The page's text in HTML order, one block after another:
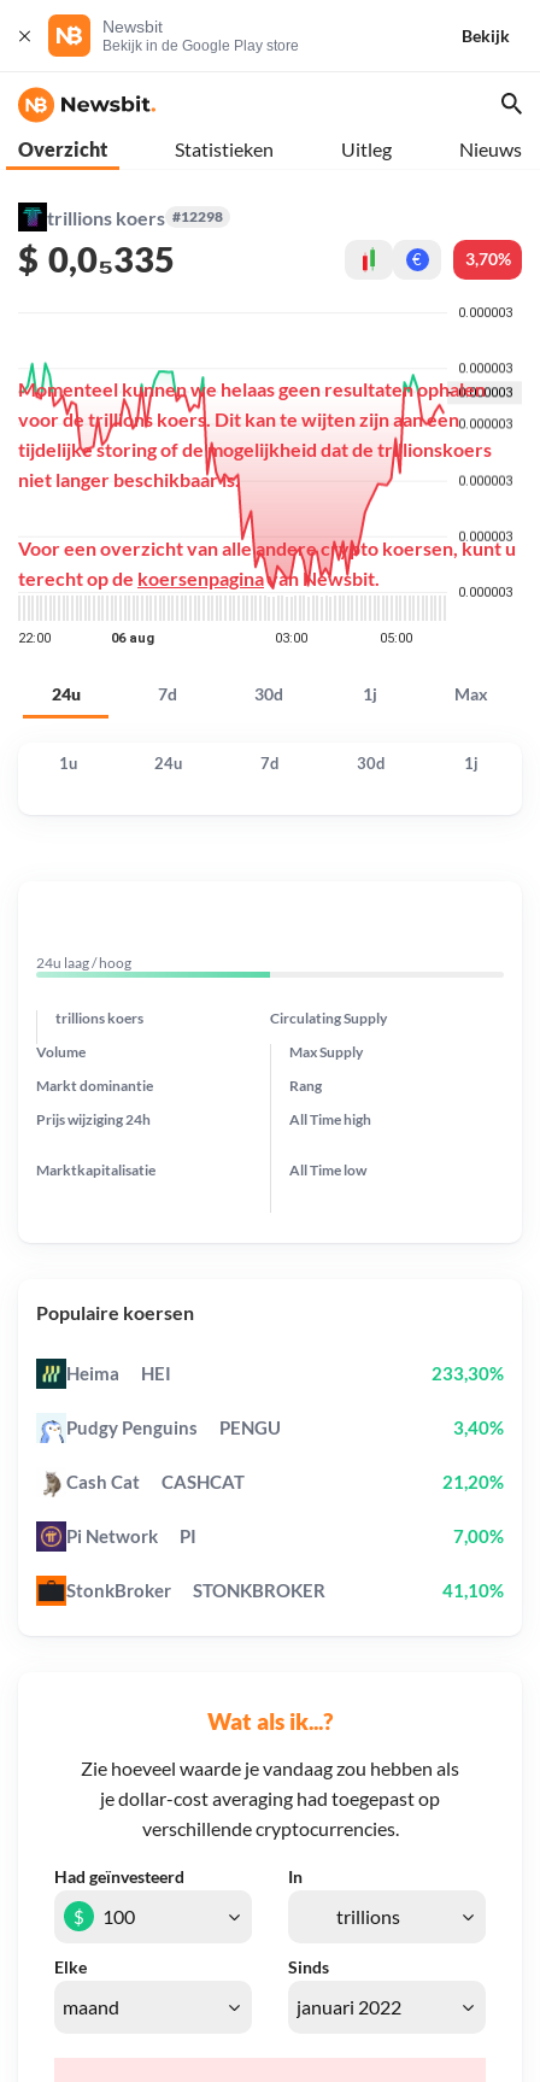
Newsbit
Bekijk in de Google Play store
Bekijk
Overzicht Statistieken Uitleg Nieuws
trillions koers #12298
$ 0,0₅335 € 3,70%
24u 7d 30d 1j Max
Momenteel kunnen we helaas geen resultaten ophalen
voor de trillions koers. Dit kan te wijten zijn aan een
tijdelijke storing of de mogelijkheid dat de trillionskoers
niet langer beschikbaar is.
Voor een overzicht van alle andere crypto koersen, kunt u
terecht op de koersenpaginavan Newsbit.
1u 24u 7d 30d 1j
Wat als ik...?
Zie hoeveel waarde je vandaag zou hebben als
je dollar-cost averaging had toegepast op
verschillende cryptocurrencies.
Had geïnvesteerd In
Elke Sinds
$
24u laag / hoog
trillions koers Circulating Supply
Prijs wijziging 24h
Max Supply
Markt dominantie
Marktkapitalisatie
Volume
Rang
All Timehigh
All Time low
Populaire koersen
Heima HEI 233,30%
Pudgy Penguins PENGU 3,40%
Cash Cat CASHCAT 21,20%
Pi Network PI 7,00%
StonkBroker STONKBROKER 41,10%